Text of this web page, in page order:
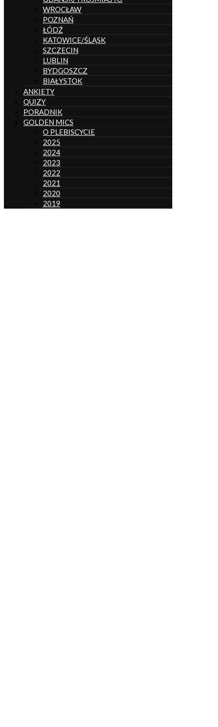
WROCŁAW
POZNAŃ
ŁÓDŹ
KATOWICE/ŚLĄSK
SZCZECIN
LUBLIN
BYDGOSZCZ
BIAŁYSTOK
ANKIETY
QUIZY
PORADNIK
GOLDEN MICS
O PLEBISCYCIE
2025
2024
2023
2022
2021
2020
2019